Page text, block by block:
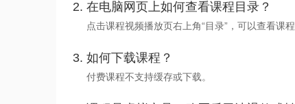
在电脑网页上如何查看课程目录？
点击课程视频播放页右上角“目录”，可以查看课
如何下载课程？
付费课程不支持缓存或下载。